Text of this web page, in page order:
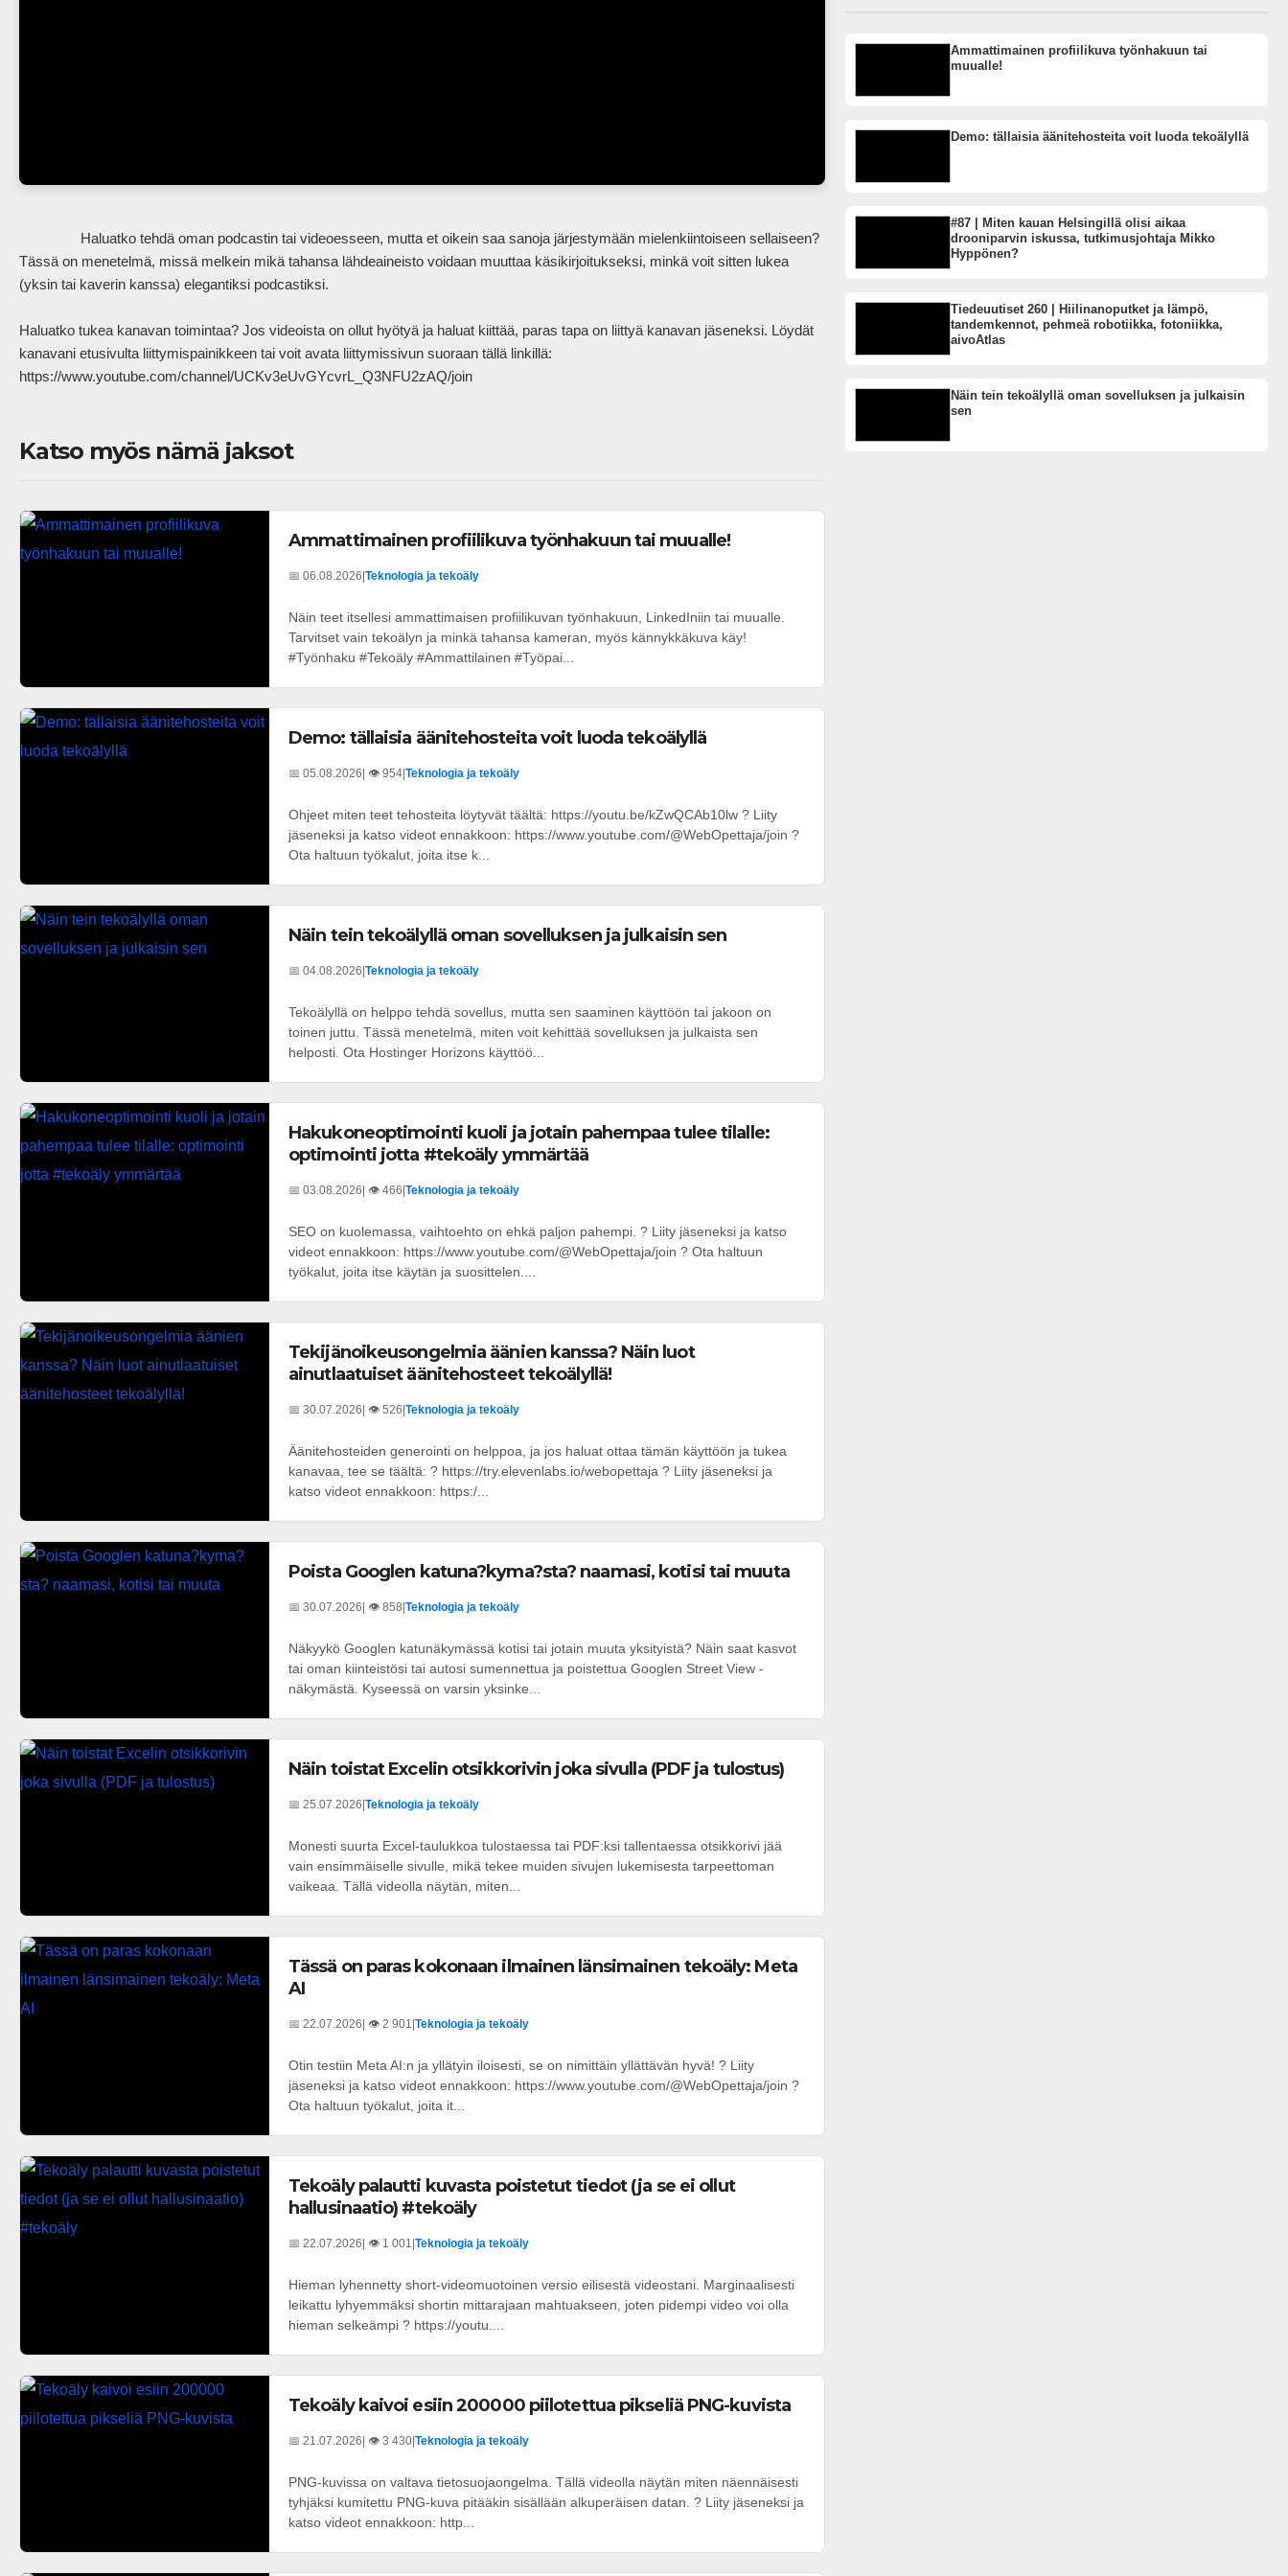
Tässä on menetelmä, missä melkein mikä tahansa lähdeaineisto voidaan muuttaa käsikirjoitukseksi, minkä voit sitten lukea
(yksin tai kaverin kanssa) elegantiksi podcastiksi.
Haluatko tukea kanavan toimintaa? Jos videoista on ollut hyötyä ja haluat kiittää, paras tapa on liittyä kanavan jäseneksi. Löydät
kanavani etusivulta liittymispainikkeen tai voit avata liittymissivun suoraan tällä linkillä:
https://www.youtube.com/channel/UCKv3eUvGYcvrL_Q3NFU2zAQ/join
Katso myös nämä jaksot
Ammattimainen profiilikuva työnhakuun tai muualle!
📅 06.08.2026 Teknologia ja tekoäly
Näin teet itsellesi ammattimaisen profiilikuvan työnhakuun, LinkedIniin tai muualle.
Tarvitset vain tekoälyn ja minkä tahansa kameran, myös kännykkäkuva käy!
#Työnhaku #Tekoäly #Ammattilainen #Työpai...
Demo: tällaisia äänitehosteita voit luoda tekoälyllä
📅 05.08.2026 | 👁️ 954 Teknologia ja tekoäly
Ohjeet miten teet tehosteita löytyvät täältä: https://youtu.be/kZwQCAb10lw ? Liity
jäseneksi ja katso videot ennakkoon: https://www.youtube.com/@WebOpettaja/join ?
Ota haltuun työkalut, joita itse k...
Näin tein tekoälyllä oman sovelluksen ja julkaisin sen
📅 04.08.2026 Teknologia ja tekoäly
Tekoälyllä on helppo tehdä sovellus, mutta sen saaminen käyttöön tai jakoon on
toinen juttu. Tässä menetelmä, miten voit kehittää sovelluksen ja julkaista sen
helposti. Ota Hostinger Horizons käyttöö...
Hakukoneoptimointi kuoli ja jotain pahempaa tulee tilalle:
optimointi jotta #tekoäly ymmärtää
📅 03.08.2026 | 👁️ 466 Teknologia ja tekoäly
SEO on kuolemassa, vaihtoehto on ehkä paljon pahempi. ? Liity jäseneksi ja katso
videot ennakkoon: https://www.youtube.com/@WebOpettaja/join ? Ota haltuun
työkalut, joita itse käytän ja suosittelen....
Tekijänoikeusongelmia äänien kanssa? Näin luot
ainutlaatuiset äänitehosteet tekoälyllä!
📅 30.07.2026 | 👁️ 526 Teknologia ja tekoäly
Äänitehosteiden generointi on helppoa, ja jos haluat ottaa tämän käyttöön ja tukea
kanavaa, tee se täältä: ? https://try.elevenlabs.io/webopettaja ? Liity jäseneksi ja
katso videot ennakkoon: https:/...
Poista Googlen katuna?kyma?sta? naamasi, kotisi tai muuta
📅 30.07.2026 | 👁️ 858 Teknologia ja tekoäly
Näkyykö Googlen katunäkymässä kotisi tai jotain muuta yksityistä? Näin saat kasvot
tai oman kiinteistösi tai autosi sumennettua ja poistettua Googlen Street View -
näkymästä. Kyseessä on varsin yksinke...
Näin toistat Excelin otsikkorivin joka sivulla (PDF ja tulostus)
📅 25.07.2026 Teknologia ja tekoäly
Monesti suurta Excel-taulukkoa tulostaessa tai PDF:ksi tallentaessa otsikkorivi jää
vain ensimmäiselle sivulle, mikä tekee muiden sivujen lukemisesta tarpeettoman
vaikeaa. Tällä videolla näytän, miten...
Tässä on paras kokonaan ilmainen länsimainen tekoäly: Meta
AI
📅 22.07.2026 | 👁️ 2 901 Teknologia ja tekoäly
Otin testiin Meta AI:n ja yllätyin iloisesti, se on nimittäin yllättävän hyvä! ? Liity
jäseneksi ja katso videot ennakkoon: https://www.youtube.com/@WebOpettaja/join ?
Ota haltuun työkalut, joita it...
Tekoäly palautti kuvasta poistetut tiedot (ja se ei ollut
hallusinaatio) #tekoäly
📅 22.07.2026 | 👁️ 1 001 Teknologia ja tekoäly
Hieman lyhennetty short-videomuotoinen versio eilisestä videostani. Marginaalisesti
leikattu lyhyemmäksi shortin mittarajaan mahtuakseen, joten pidempi video voi olla
hieman selkeämpi ? https://youtu....
Tekoäly kaivoi esiin 200000 piilotettua pikseliä PNG-kuvista
📅 21.07.2026 | 👁️ 3 430 Teknologia ja tekoäly
PNG-kuvissa on valtava tietosuojaongelma. Tällä videolla näytän miten näennäisesti
tyhjäksi kumitettu PNG-kuva pitääkin sisällään alkuperäisen datan. ? Liity jäseneksi ja
katso videot ennakkoon: http...
Ammattimainen profiilikuva työnhakuun tai
muualle!
Demo: tällaisia äänitehosteita voit luoda tekoälyllä
#87 | Miten kauan Helsingillä olisi aikaa
drooniparvin iskussa, tutkimusjohtaja Mikko
Hyppönen?
Tiedeuutiset 260 | Hiilinanoputket ja lämpö,
tandemkennot, pehmeä robotiikka, fotoniikka,
aivoAtlas
Näin tein tekoälyllä oman sovelluksen ja julkaisin
sen